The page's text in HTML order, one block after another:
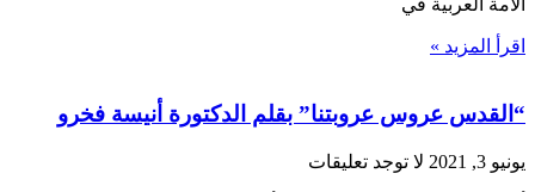
الأمة العربية في
اقرأ المزيد »
“القدس عروس عروبتنا” بقلم الدكتورة أنيسة فخرو
يونيو 3, 2021 لا توجد تعليقات